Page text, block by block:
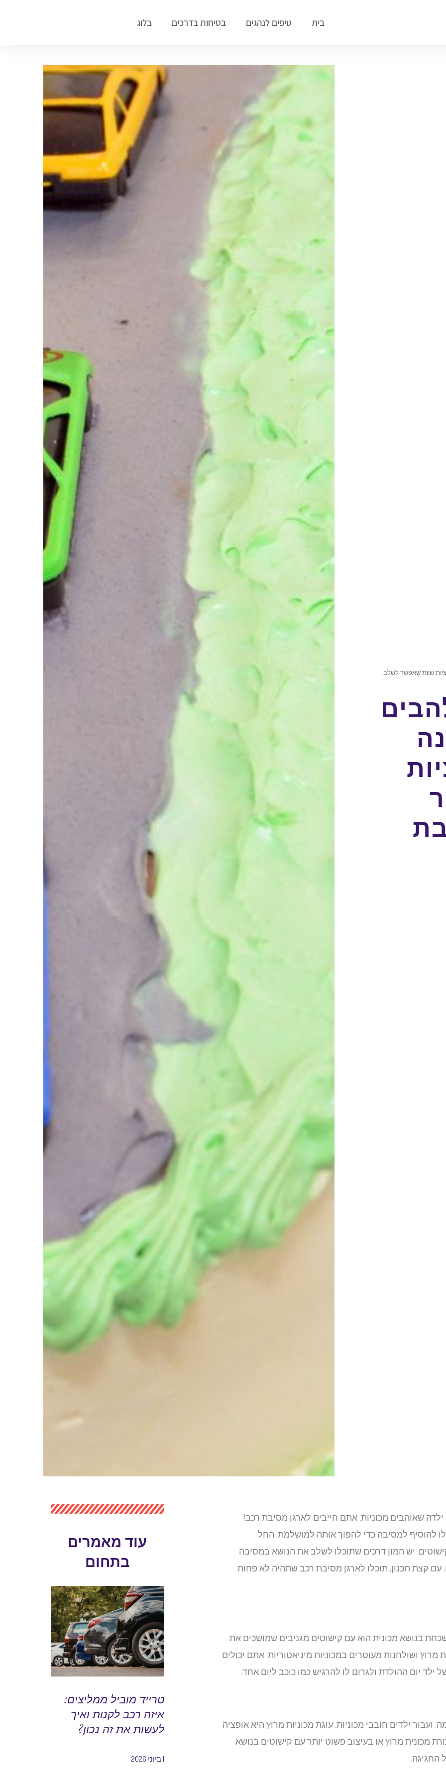
בית טיפים לנהגים בטיחות בדרכים בלוג
שוות שאפשר לשלב
שאוהבים מכוניות, אתם חייבים לארגן מסיבת רכב!
להוסיף למסיבה כדי להפוך אותה למושלמת. החל
יש המון דרכים שתוכלו לשלב את הנושא במסיבה
קצת תכנון, תוכלו לארגן מסיבת רכב שתהיה לא פחות
בנושא מכונית הוא עם קישוטים מגניבים שמושכים את
ושולחנות מעוטרים במכוניות מיניאטוריות. אתם יכולים
ילד יום ההולדת ולגרום לו להרגיש כמו כוכב ליום אחד.
ילדים חובבי מכוניות, עוגת מכוניות מרוץ היא אופציה
מכונית מרוץ או בעיצוב פשוט יותר עם קישוטים בנושא
החגיגה.
עוד מאמרים
בתחום
טרייד מוביל ממליצים:
איזה רכב לקנות ואיך
לעשות את זה נכון?
1 ביוני 2026